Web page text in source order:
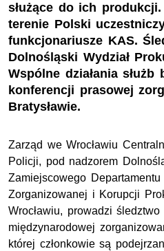
służące do ich produkcji.
terenie Polski
funkcjonariusze KAS.
Dolnośląski Wydział
Wspólne działania służb
konferencji prasowej
Bratysławie.
Zarząd we Wrocławiu
Policji, pod nadzorem
Zamiejscowego
Zorganizowanej i Korupcji
Wrocławiu, prowadzi
międzynarodowej
której członkowie są